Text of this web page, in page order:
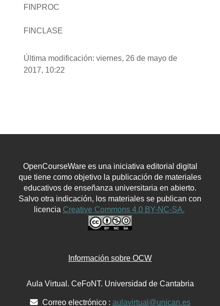
FINPROC
FINCLASE
Última modificación: viernes, 26 de mayo de
2017, 10:22
OpenCourseWare es una iniciativa editorial digital
que tiene como objetivo la publicación de materiales
educativos de enseñanza universitaria en abierto.
Salvo otra indicación, los materiales se publican con
licencia Creative Commons 4.0 BY-NC-SA.
Información sobre OCW
Aula Virtual. CeFoNT. Universidad de Cantabria
Correo electrónico : aulavirtual@unican.es